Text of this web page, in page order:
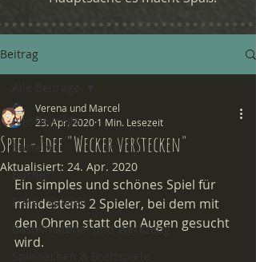
Beitrag
Alle Beiträge
Basteln
Bücher
Freies Spielen
Bastelmaterial und Werkzeug
Spiel - Idee "Wecker verstecken"
Verena und Marcel
23. Apr. 2020 1 Min. Lesezeit
Aktualisiert: 24. Apr. 2020
Ein simples und schönes Spiel für
mindestens 2 Spieler, bei dem mit
den Ohren statt den Augen gesucht
wird.